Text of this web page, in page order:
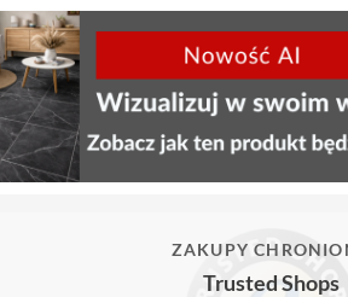
ZAKUPY
Trusted Shops